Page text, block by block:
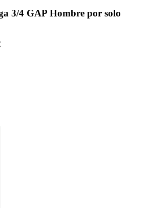
3/4 GAP Hombre por solo